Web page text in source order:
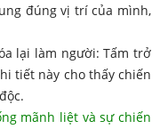
đúng vị trí của mình,
lại làm người: Tấm trở
tiết này cho thấy chiến
mãnh liệt và sự chiến